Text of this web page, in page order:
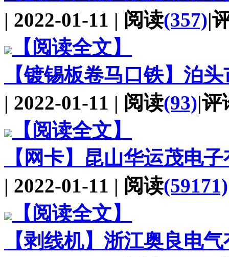
| 2022-01-11 | 阅读(357)|
【阅读全文】
【镀锡板卷马口铁】 泊头
| 2022-01-11 | 阅读(93)|评
【阅读全文】
【网卡】 昆山华运茂电
| 2022-01-11 | 阅读(59171)
【阅读全文】
【剥线机】 浙江奥良电